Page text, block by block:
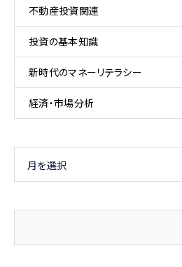
不動産投資関連
投資の基本知識
新時代のマネーリテラシー
経済・市場分析
月を選択